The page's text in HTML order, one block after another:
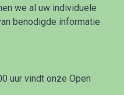
we al uw individuele
benodigde informatie
uur vindt onze Open